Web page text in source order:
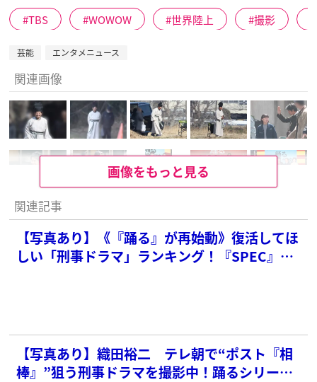
TBS WOWOW 世界陸上 撮影
芸能 エンタメニュース
関連画像
画像をもっと見る
関連記事
【写真あり】《『踊る』が再始動》復活してほ
しい「刑事ドラマ」ランキング！『SPEC』
【写真あり】織田裕二 テレ朝で“ポスト『相
棒』”狙う刑事ドラマを撮影中！踊るシリーズ